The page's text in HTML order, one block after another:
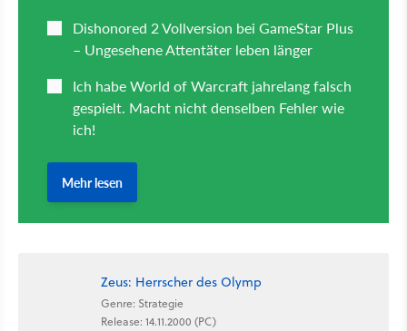
Zeus: Herrscher des Olymp
Genre: Strategie
Release: 14.11.2000 (PC)